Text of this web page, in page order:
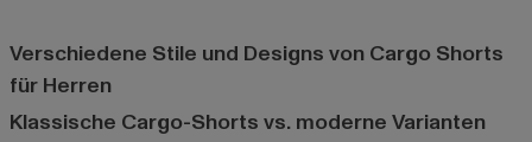
Verschiedene Stile und Designs von Cargo Shorts
für Herren
Klassische Cargo-Shorts vs. moderne Varianten